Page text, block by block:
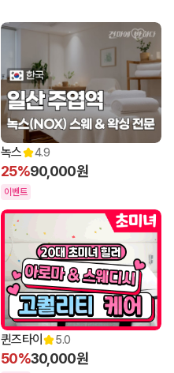
녹스 4.9
25%90,000원
이벤트
퀸즈타이 5.0
50%30,000원